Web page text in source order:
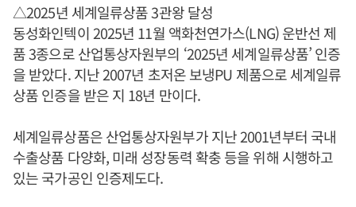
△2025년 세계일류상품 3관왕 달성
동성화인텍이 2025년 11월 액화천연가스(LNG) 운반선 제
품 3종으로 산업통상자원부의 ‘2025년 세계일류상품’ 인증
을 받았다. 지난 2007년 초저온 보냉PU 제품으로 세계일류
상품 인증을 받은 지 18년 만이다.
세계일류상품은 산업통상자원부가 지난 2001년부터 국내
수출상품 다양화, 미래 성장동력 확충 등을 위해 시행하고
있는 국가공인 인증제도다.